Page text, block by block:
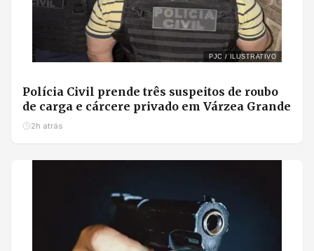
PJC / ILUSTRATIVO
Polícia Civil prende três suspeitos de roubo
de carga e cárcere privado em Várzea Grande
2h atrás